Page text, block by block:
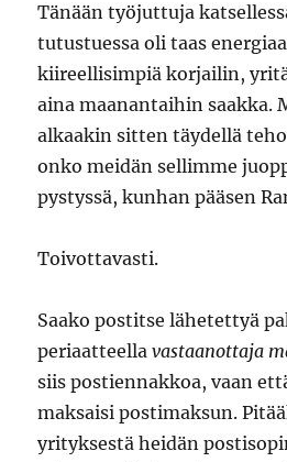
Tänään työjuttuja
tutustuessa oli taas
kiireellisimpiä korjailin,
aina maanantaihin saakka.
alkaakin sitten täydellä
onko meidän sellimme
pystyssä, kunhan pääsen
Toivottavasti.
Saako postitse lähetettyä
periaatteellavastaanottaja
siis postiennakkoa, vaan
maksaisi postimaksun.
yrityksestä heidän